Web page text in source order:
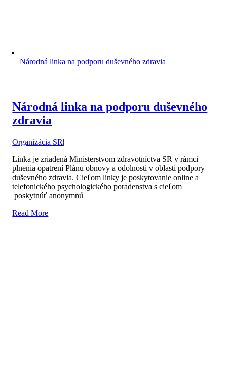
Národná linka na podporu duševného zdravia
Národná linka na podporu duševného
zdravia
Organizácia SR|
Linka je zriadená Ministerstvom zdravotníctva SR v rámci
plnenia opatrení Plánu obnovy a odolnosti v oblasti podpory
duševného zdravia. Cieľom linky je poskytovanie online a
telefonického psychologického poradenstva s cieľom
poskytnúť anonymnú
Read More